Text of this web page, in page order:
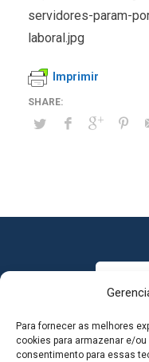
Para fornecer as melhores
cookies para armazenar e/
consentimento para essas
servidores-param-
laboral.jpg
Imprimir